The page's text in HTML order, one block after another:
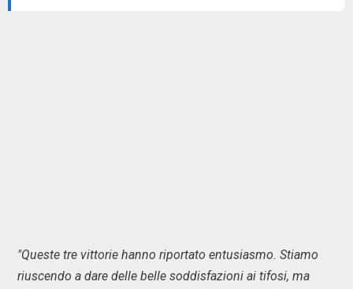
"Queste tre vittorie hanno riportato entusiasmo. Stiamo
riuscendo a dare delle belle soddisfazioni ai tifosi, ma